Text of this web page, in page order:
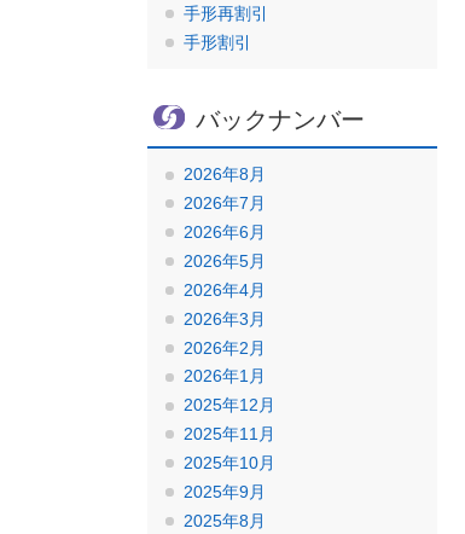
手形再割引
手形割引
バックナンバー
2026年8月
2026年7月
2026年6月
2026年5月
2026年4月
2026年3月
2026年2月
2026年1月
2025年12月
2025年11月
2025年10月
2025年9月
2025年8月